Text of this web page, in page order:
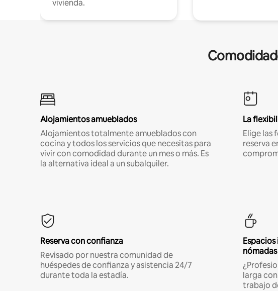
vivienda.
Alojamientos amueblados
Alojamientos totalmente amueblados con
cocina y todos los servicios que necesitas para
vivir con comodidad durante un mes o más. Es
la alternativa ideal a un subalquiler.
La
Elige las
reserva
Reserva con confianza
Revisado por nuestra comunidad de
huéspedes de confianza y asistencia 24/7
durante toda la estadía.
larga
trabajo